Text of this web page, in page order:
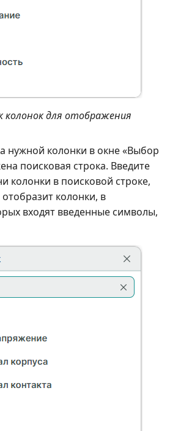
колонок для отображения
нужной колонки в окне «Выбор
поисковая строка. Введите
колонки в поисковой строке,
колонки, в
входят введенные символы,